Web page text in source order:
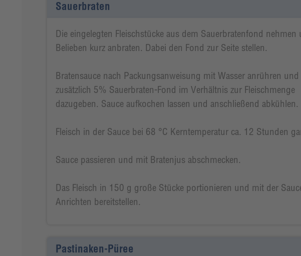
Sauerbraten
Die eingelegten Fleischstücke aus dem Sauerbratenfond nehmen
Belieben kurz anbraten. Dabei den Fond zur Seite stellen.
Bratensauce nach Packungsanweisung mit Wasser anrühren und
zusätzlich 5% Sauerbraten-Fond im Verhältnis zur Fleischmenge
dazugeben. Sauce aufkochen lassen und anschließend abkühlen.
Fleisch in der Sauce bei 68 °C Kerntemperatur ca. 12 Stunden
Sauce passieren und mit Bratenjus abschmecken.
Das Fleisch in 150 g große Stücke portionieren und mit der
Anrichten bereitstellen.
Pastinaken-Püree